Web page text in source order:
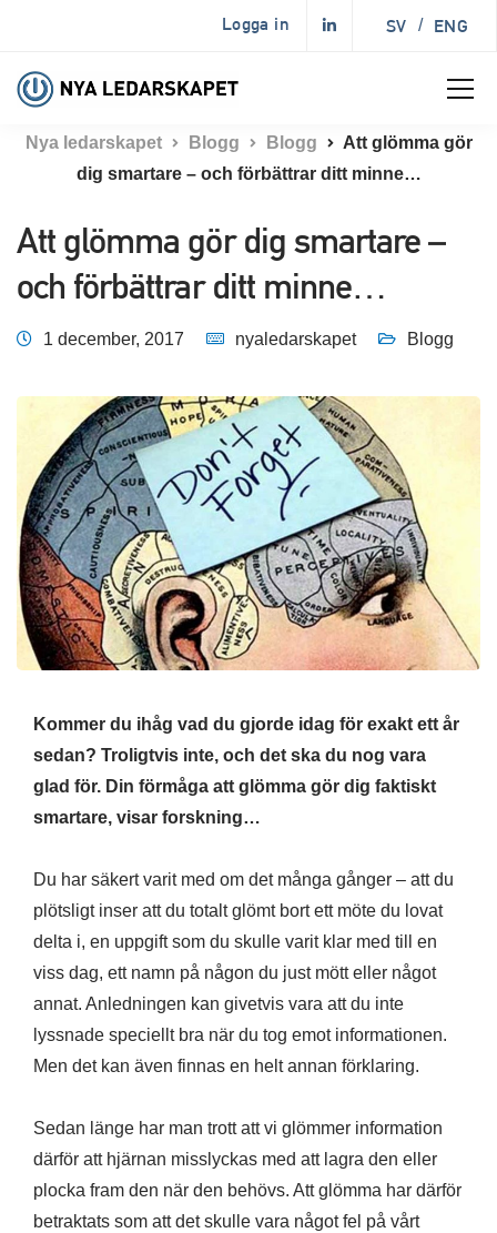
Logga in SV / ENG
Nya ledarskapet Blogg Blogg
Att glömma gör
dig smartare – och förbättrar ditt minne…
Att glömma gör dig smartare –
och förbättrar ditt minne…
1 december, 2017 nyaledarskapet Blogg
Kommer du ihåg vad du gjorde idag för exakt ett år
sedan? Troligtvis inte, och det ska du nog vara
glad för. Din förmåga att glömma gör dig faktiskt
smartare, visar forskning…
Du har säkert varit med om det många gånger – att du
plötsligt inser att du totalt glömt bort ett möte du lovat
delta i, en uppgift som du skulle varit klar med till en
viss dag, ett namn på någon du just mött eller något
annat. Anledningen kan givetvis vara att du inte
lyssnade speciellt bra när du tog emot informationen.
Men det kan även finnas en helt annan förklaring.
Sedan länge har man trott att vi glömmer information
därför att hjärnan misslyckas med att lagra den eller
plocka fram den när den behövs. Att glömma har därför
betraktats som att det skulle vara något fel på vårt